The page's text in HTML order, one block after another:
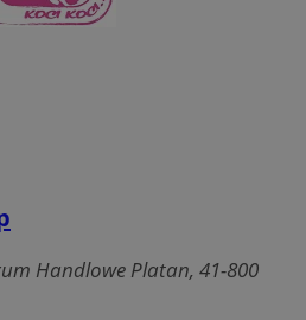
Handlowe Platan, 41-800